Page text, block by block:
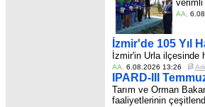
verimli
AA
İzmir'de 105 Yıl
İzmir'in Urla ilçesinde
AA 6.08.2026 13:26
IPARD-III
Tarım ve Orman
faaliyetlerinin